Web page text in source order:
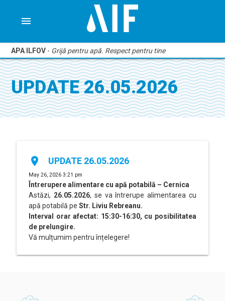
menu
APA ILFOV - Grijă pentru apă. Respect pentru tine
UPDATE 26.05.2026
place UPDATE 26.05.2026
May 26, 2026 3:21 pm
Întrerupere alimentare cu apă potabilă – Cernica
Astăzi, 26.05.2026, se va întrerupe alimentarea cu
apă potabilă pe Str. Liviu Rebreanu.
Interval orar afectat: 15:30-16:30, cu posibilitatea
de prelungire.
Vă mulțumim pentru înțelegere!